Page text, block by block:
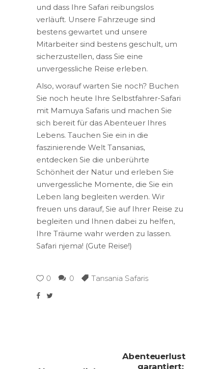
und dass Ihre Safari reibungslos
verläuft. Unsere Fahrzeuge sind
bestens gewartet und unsere
Mitarbeiter sind bestens geschult, um
sicherzustellen, dass Sie eine
unvergessliche Reise erleben.
Also, worauf warten Sie noch? Buchen
Sie noch heute Ihre Selbstfahrer-Safari
mit Mamuya Safaris und machen Sie
sich bereit für das Abenteuer Ihres
Lebens. Tauchen Sie ein in die
faszinierende Welt Tansanias,
entdecken Sie die unberührte
Schönheit der Natur und erleben Sie
unvergessliche Momente, die Sie ein
Leben lang begleiten werden. Wir
freuen uns darauf, Sie auf Ihrer Reise zu
begleiten und Ihnen dabei zu helfen,
Ihre Träume wahr werden zu lassen.
Safari njema! (Gute Reise!)
0 0 Tansania Safaris
Abenteuerlust
garantiert: